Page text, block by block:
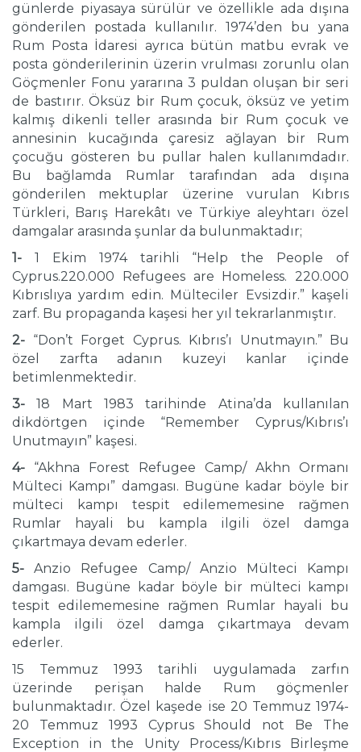
günlerde piyasaya sürülür ve özellikle ada dışına
gönderilen postada kullanılır. 1974’den bu yana
Rum Posta İdaresi ayrıca bütün matbu evrak ve
posta gönderilerinin üzerin vrulması zorunlu olan
Göçmenler Fonu yararına 3 puldan oluşan bir seri
de bastırır. Öksüz bir Rum çocuk, öksüz ve yetim
kalmış dikenli teller arasında bir Rum çocuk ve
annesinin kucağında çaresiz ağlayan bir Rum
çocuğu gösteren bu pullar halen kullanımdadır.
Bu bağlamda Rumlar tarafından ada dışına
gönderilen mektuplar üzerine vurulan Kıbrıs
Türkleri, Barış Harekâtı ve Türkiye aleyhtarı özel
damgalar arasında şunlar da bulunmaktadır;
1- 1 Ekim 1974 tarihli “Help the People of
Cyprus.220.000 Refugees are Homeless. 220.000
Kıbrıslıya yardım edin. Mülteciler Evsizdir.” kaşeli
zarf. Bu propaganda kaşesi her yıl tekrarlanmıştır.
2- “Don’t Forget Cyprus. Kıbrıs’ı Unutmayın.” Bu
özel zarfta adanın kuzeyi kanlar içinde
betimlenmektedir.
3- 18 Mart 1983 tarihinde Atina’da kullanılan
dikdörtgen içinde “Remember Cyprus/Kıbrıs’ı
Unutmayın” kaşesi.
4- “Akhna Forest Refugee Camp/ Akhn Ormanı
Mülteci Kampı” damgası. Bugüne kadar böyle bir
mülteci kampı tespit edilememesine rağmen
Rumlar hayali bu kampla ilgili özel damga
çıkartmaya devam ederler.
5- Anzio Refugee Camp/ Anzio Mülteci Kampı
damgası. Bugüne kadar böyle bir mülteci kampı
tespit edilememesine rağmen Rumlar hayali bu
kampla ilgili özel damga çıkartmaya devam
ederler.
15 Temmuz 1993 tarihli uygulamada zarfın
üzerinde perişan halde Rum göçmenler
bulunmaktadır. Özel kaşede ise 20 Temmuz 1974-
20 Temmuz 1993 Cyprus Should not Be The
Exception in the Unity Process/Kıbrıs Birleşme